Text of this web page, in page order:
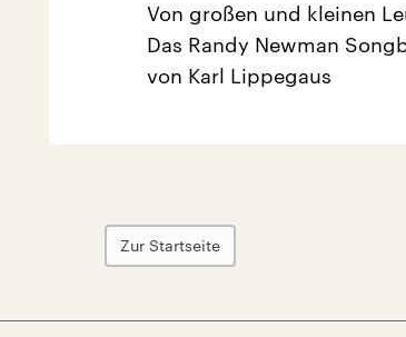
Von großen und kleinen
Das Randy Newman
von Karl Lippegaus
Zur Startseite